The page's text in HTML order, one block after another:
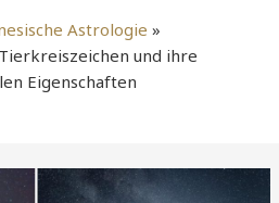
Astrologie
und ihre
Eigenschaften